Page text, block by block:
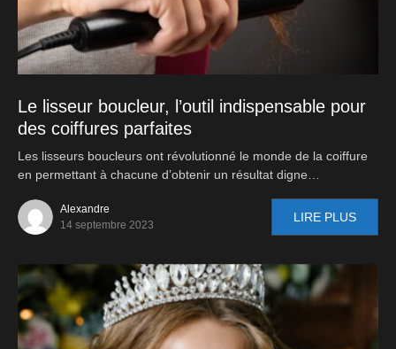
Le lisseur boucleur, l’outil indispensable pour
des coiffures parfaites
Les lisseurs boucleurs ont révolutionné le monde de la coiffure
en permettant à chacune d’obtenir un résultat digne…
Alexandre
14 septembre 2023
LIRE PLUS